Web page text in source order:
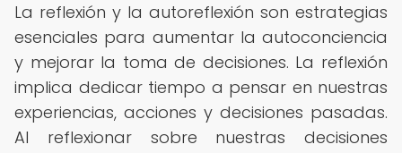
La reflexión y la autoreflexión son estrategias
esenciales para aumentar la autoconciencia
y mejorar la toma de decisiones. La reflexión
implica dedicar tiempo a pensar en nuestras
experiencias, acciones y decisiones pasadas.
Al reflexionar sobre nuestras decisiones